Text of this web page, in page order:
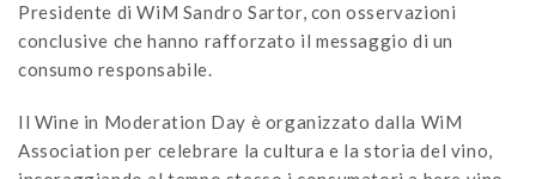
Presidente di WiM Sandro Sartor, con osservazioni
conclusive che hanno rafforzato il messaggio di un
consumo responsabile.
Il Wine in Moderation Day è organizzato dalla WiM
Association per celebrare la cultura e la storia del vino,